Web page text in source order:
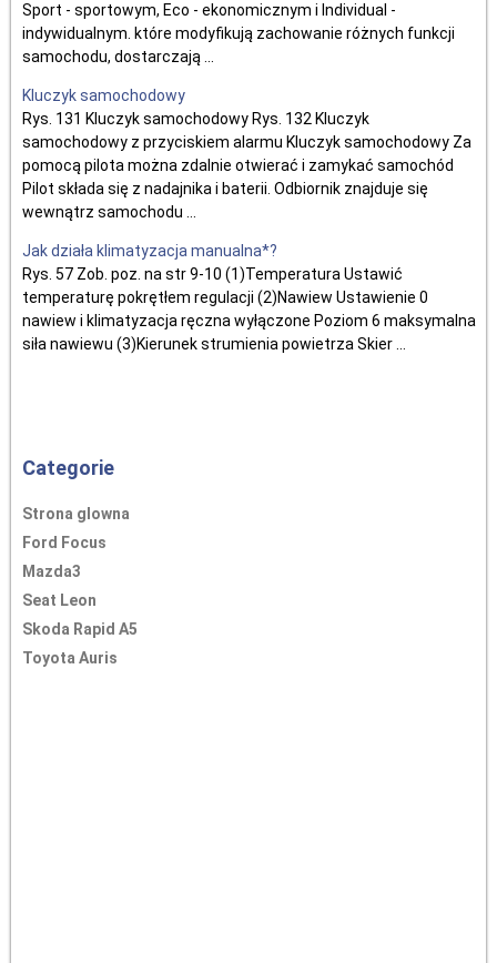
Sport - sportowym, Eco - ekonomicznym i Individual -
indywidualnym. które modyfikują zachowanie różnych funkcji
samochodu, dostarczają ...
Kluczyk samochodowy
Rys. 131 Kluczyk samochodowy Rys. 132 Kluczyk
samochodowy z przyciskiem alarmu Kluczyk samochodowy Za
pomocą pilota można zdalnie otwierać i zamykać samochód
Pilot składa się z nadajnika i baterii. Odbiornik znajduje się
wewnątrz samochodu ...
Jak działa klimatyzacja manualna*?
Rys. 57 Zob. poz. na str 9-10 (1)Temperatura Ustawić
temperaturę pokrętłem regulacji (2)Nawiew Ustawienie 0
nawiew i klimatyzacja ręczna wyłączone Poziom 6 maksymalna
siła nawiewu (3)Kierunek strumienia powietrza Skier ...
Categorie
Strona glowna
Ford Focus
Mazda3
Seat Leon
Skoda Rapid A5
Toyota Auris